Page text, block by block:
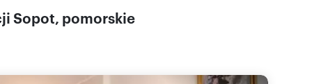
Sopot, pomorskie